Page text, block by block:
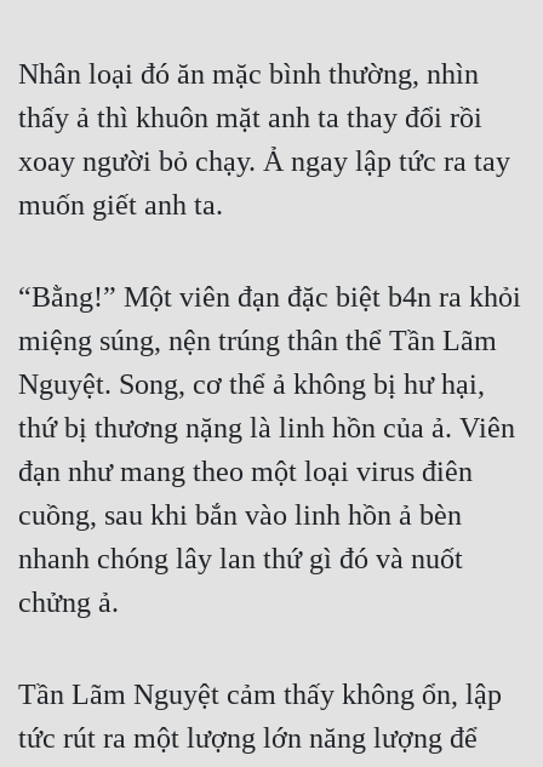
Nhân loại đó ăn mặc bình thường, nhìn
thấy ả thì khuôn mặt anh ta thay đổi rồi
xoay người bỏ chạy. Ả ngay lập tức ra tay
muốn giết anh ta.
“Bằng!” Một viên đạn đặc biệt b4n ra khỏi
miệng súng, nện trúng thân thể Tần Lãm
Nguyệt. Song, cơ thể ả không bị hư hại,
thứ bị thương nặng là linh hồn của ả. Viên
đạn như mang theo một loại virus điên
cuồng, sau khi bắn vào linh hồn ả bèn
nhanh chóng lây lan thứ gì đó và nuốt
chửng ả.
Tần Lãm Nguyệt cảm thấy không ổn, lập
tức rút ra một lượng lớn năng lượng để